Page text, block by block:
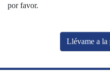
por favor.
Llévame a la